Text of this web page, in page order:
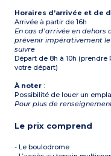
Horaires d’arrivée et de
Arrivée à partir de 16h
En cas d’arrivée en dehors
prévenir impérativement
suivre
Départ de 8h à 10h
votre départ)
À noter :
Possibilité de louer un
Pour plus de
Le prix comprend
- Le boulodrome